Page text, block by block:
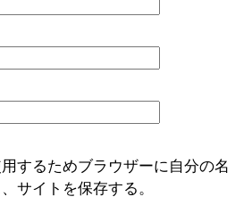
するためブラウザーに自分の名
サイトを保存する。